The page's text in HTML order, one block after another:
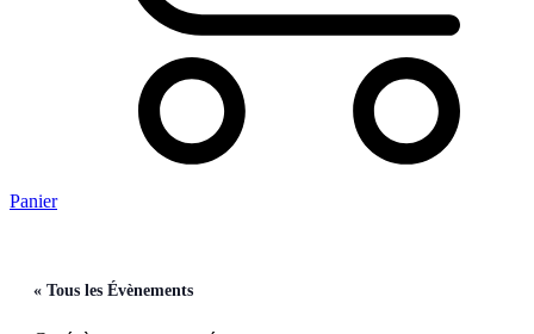
Panier
« Tous les Évènements